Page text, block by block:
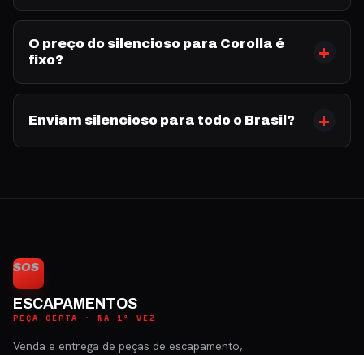
O preço do silencioso para Corolla é
fixo?
Enviam silencioso para todo o Brasil?
SOS
ESCAPAMENTOS
PEÇA CERTA · NA 1ª VEZ
Venda e entrega de peças de escapamento,